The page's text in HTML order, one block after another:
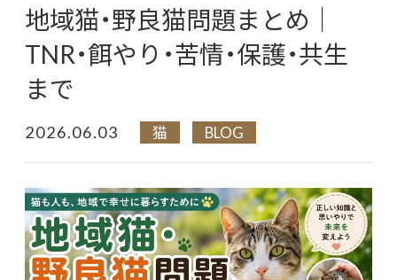
地域猫・野良猫問題まとめ｜
TNR・餌やり・苦情・保護・共生
まで
2026.06.03 猫 BLOG